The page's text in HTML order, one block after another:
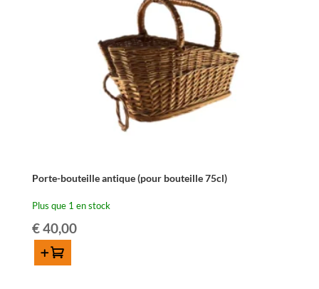
Porte-bouteille antique (pour bouteille 75cl)
Plus que 1 en stock
€40,00
Ajouter au panier